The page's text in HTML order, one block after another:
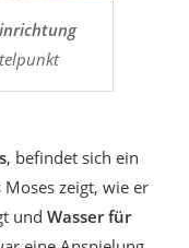
, befindet sich ein
Moses zeigt, wie er
und Wasser für